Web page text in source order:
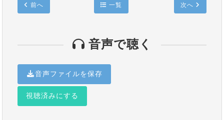
前へ 一覧 次へ
音声で聴く
音声ファイルを保存
視聴済みにする